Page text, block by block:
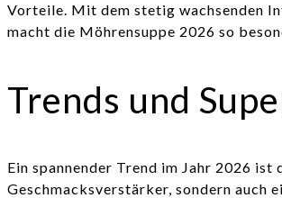
Vorteile. Mit dem stetig wachsenden
macht die Möhrensuppe 2026 so
Trends und
Ein spannender Trend im Jahr 2026
Geschmacksverstärker, sondern auch